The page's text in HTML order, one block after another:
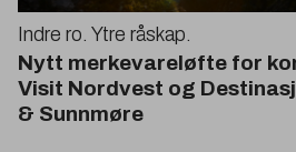
Indre ro. Ytre råskap.
Nytt merkevareløfte for
Visit Nordvest og
& Sunnmøre